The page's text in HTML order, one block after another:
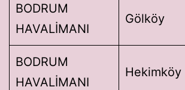
BODRUM
HAVALİMANI
Gölköy
BODRUM
HAVALİMANI
Hekimköy